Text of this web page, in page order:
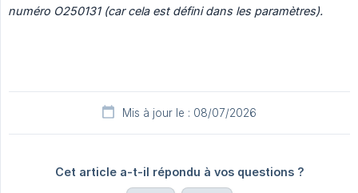
numéro O250131 (car cela est défini dans les paramètres).
Mis à jour le : 08/07/2026
Cet article a-t-il répondu à vos questions ?